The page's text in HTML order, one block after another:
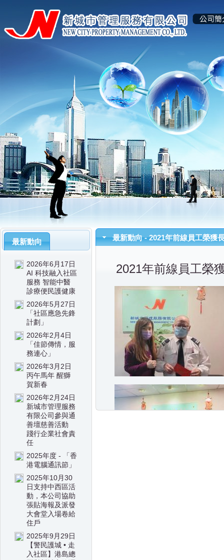
最新動向
2026年6月17日
AI 科技融入社區
服務 智能中醫
診療便民護健康
2026年5月27日
「社區應急先鋒
計劃」
2026年2月4日
「佳節傳情，服
務連心」
2026年3月2日
丙午馬年 醒獅
賀新春
2026年2月24日
新城市管理服務
有限公司參與通
善壇慈善活動
踐行企業社會責
任
2025年度 - 「香
港電腦通訊節」
2025年10月30
日支持中西區活
動，本公司協助
張貼海報及派發
大會堂入場卷給
住戶
2025年9月29日
【警民護城 • 走
入社區】港島總
最新動向 - 2021年前線員工榮獲
2021年前線員工榮